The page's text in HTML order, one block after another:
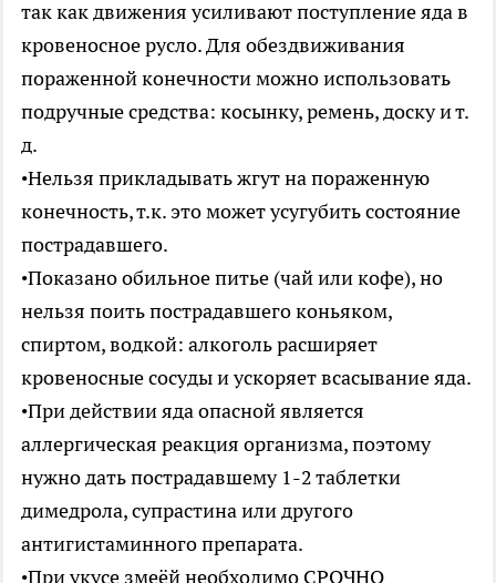
так как движения усиливают поступление яда в
кровеносное русло. Для обездвиживания
пораженной конечности можно использовать
подручные средства: косынку, ремень, доску и т.
д.
•Нельзя прикладывать жгут на пораженную
конечность, т.к. это может усугубить состояние
пострадавшего.
•Показано обильное питье (чай или кофе), но
нельзя поить пострадавшего коньяком,
спиртом, водкой: алкоголь расширяет
кровеносные сосуды и ускоряет всасывание яда.
•При действии яда опасной является
аллергическая реакция организма, поэтому
нужно дать пострадавшему 1-2 таблетки
димедрола, супрастина или другого
антигистаминного препарата.
•При укусе змеёй необходимо СРОЧНО